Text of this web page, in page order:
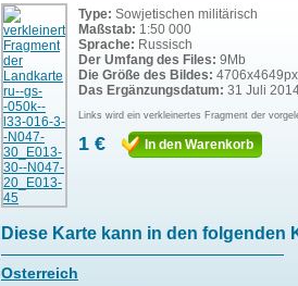
Type: Sowjetischen militärisch
Maßstab: 1:50 000
Sprache: Russisch
Der Umfang des Files: 9Mb
Die Größe des Bildes: 4706x4649px
Das Ergänzungsdatum: 31 Juli
Links wird ein verkleinertes Fragment der
1 € In den Warenkorb
Diese Karte kann in den folgenden
Osterreich